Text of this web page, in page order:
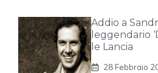
Addio a
leggendario
le Lancia
28 Febbraio